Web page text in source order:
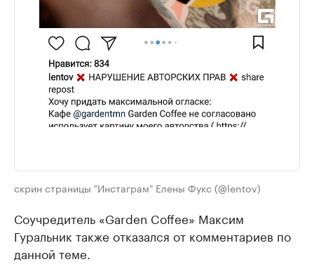
скрин страницы "Инстаграм" Елены Фукс (@lentov)
Соучредитель «Garden Coffee» Максим
Гуральник также отказался от комментариев по
данной теме.